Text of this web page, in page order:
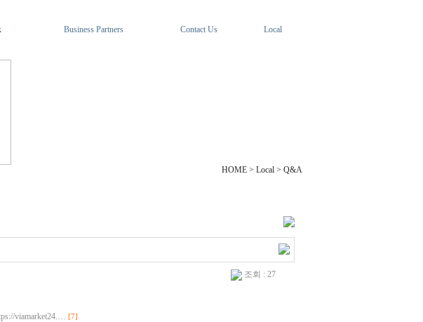
Business Partners Contact Us Local
HOME > Local > Q&A
조회 : 27
viamarket24.… [7]